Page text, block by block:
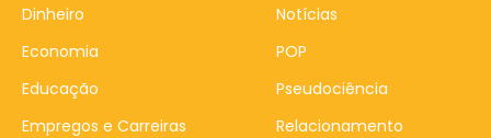
Dinheiro
Economia
Educação
Empregos e Carreiras
Notícias
POP
Pseudociência
Relacionamento